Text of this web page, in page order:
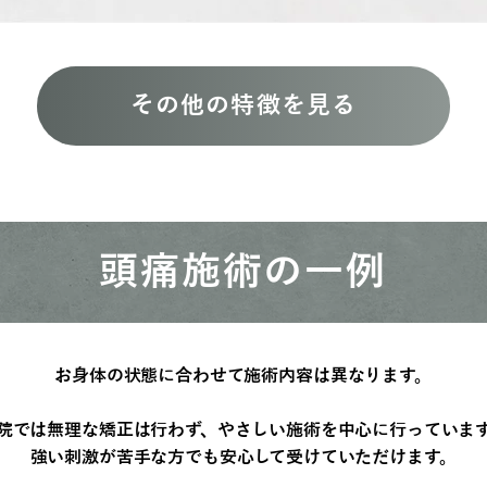
その他の特徴を見る
頭痛施術の一例
お身体の状態に合わせて施術内容は異なります。
では無理な矯正は行わず、やさしい施術を中心に行っていま
強い刺激が苦手な方でも安心して受けていただけます。